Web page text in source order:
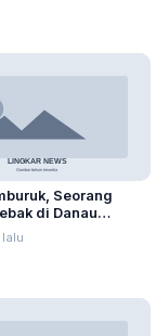
Seorang
di Danau
Saat Mencari
lalu